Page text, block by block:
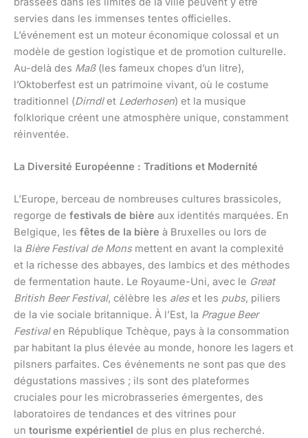
servies dans les immenses tentes officielles.
L’événement est un moteur économique colossal et un
modèle de gestion logistique et de promotion culturelle.
Au-delà des Maß(les fameux chopes d’un litre),
l’Oktoberfest est un patrimoine vivant, où le costume
traditionnel (Dirndlet Lederhosen) et la musique
folklorique créent une atmosphère unique, constamment
réinventée.
La Diversité Européenne : Traditions et Modernité
L’Europe, berceau de nombreuses cultures brassicoles,
regorge de festivals de bière aux identités marquées. En
Belgique, les fêtes de la bière à Bruxelles ou lors de
la Bière Festival de Monsmettent en avant la complexité
et la richesse des abbayes, des lambics et des méthodes
de fermentation haute. Le Royaume-Uni, avec le Great
British Beer Festival, célèbre les aleset les pubs, piliers
de la vie sociale britannique. À l’Est, la Prague Beer
Festivalen République Tchèque, pays à la consommation
par habitant la plus élevée au monde, honore les lagers et
pilsners parfaites. Ces événements ne sont pas que des
dégustations massives ; ils sont des plateformes
cruciales pour les microbrasseries émergentes, des
laboratoires de tendances et des vitrines pour
un tourisme expérientiel de plus en plus recherché.